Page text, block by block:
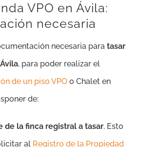
VPO en Ávila:
necesaria
necesaria para tasar
, para poder realizar el
de un piso VPO o Chalet en
de:
de la finca registral a tasar. Esto
al Registro de la Propiedad